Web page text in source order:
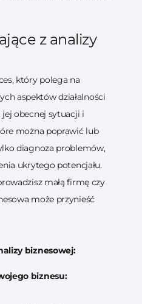
z analizy
który polega na
aspektów działalności
obecnej sytuacji i
można poprawić lub
diagnoza problemów,
ukrytego potencjału.
małą firmę czy
może przynieść
biznesowej:
biznesu: